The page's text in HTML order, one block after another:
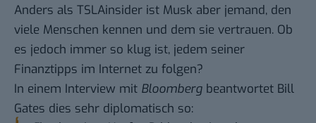
Anders als TSLAinsider ist Musk aber jemand, den
viele Menschen kennen und dem sie vertrauen. Ob
es jedoch immer so klug ist, jedem seiner
Finanztipps im Internet zu folgen?
In einem Interview mit Bloomberg beantwortet Bill
Gates dies sehr diplomatisch so: